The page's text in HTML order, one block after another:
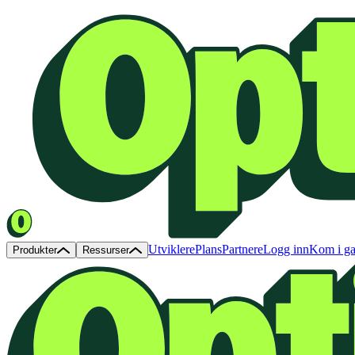
Produkter Ressurser UtviklerePlansPartnereLogg innKom i